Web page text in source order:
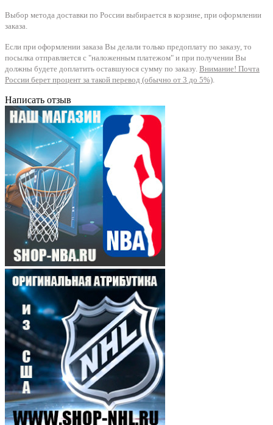
Выбор метода доставки по России выбирается в корзине, при оформлении
заказа.
Если при оформлении заказа Вы делали только предоплату по заказу, то
посылка отправляется с "наложенным платежом" и при получении Вы
должны будете доплатить оставшуюся сумму по заказу. Внимание! Почта
России берет процент за такой перевод (обычно от 3 до 5%).
Написать отзыв